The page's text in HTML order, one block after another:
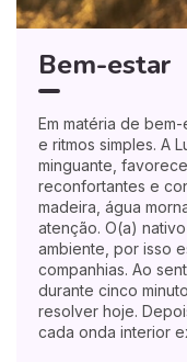
Bem-estar
Em matéria de
e ritmos simples. A
minguante,
reconfortantes e
madeira, água
atenção. O(a)
ambiente, por isso
companhias. Ao
durante cinco
resolver hoje.
cada onda interior